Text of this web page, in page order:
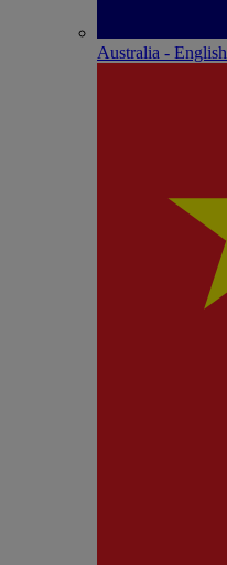
Australia - English